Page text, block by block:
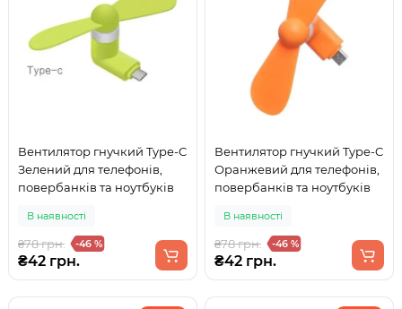
Вентилятор гнучкий Type-C
Зелений для телефонів,
повербанків та ноутбуків
В наявності
₴78 грн. -46 %
₴42 грн.
Вентилятор гнучкий Type-C
Оранжевий для телефонів,
повербанків та ноутбуків
В наявності
₴78 грн. -46 %
₴42 грн.